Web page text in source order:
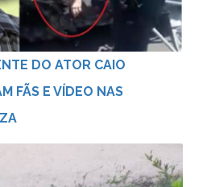
DO ATOR CAIO
FÃS E VÍDEO NAS